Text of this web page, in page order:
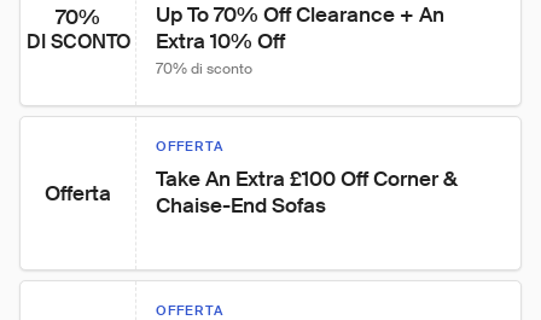
70%
DI SCONTO
Up To 70% Off Clearance + An
Extra 10% Off
70% di sconto
Offerta
OFFERTA
Take An Extra £100 Off Corner &
Chaise-End Sofas
OFFERTA